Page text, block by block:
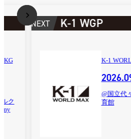
ク
NEXT K-1 WGP
K-1
@国立代
育館